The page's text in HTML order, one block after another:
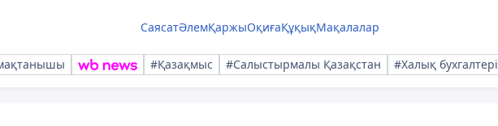
СаясатӘлемҚаржыОқиғаҚұқықМақалалар
#Қазақмыс #Салыстырмалы Қазақстан #Халық бухгалтері